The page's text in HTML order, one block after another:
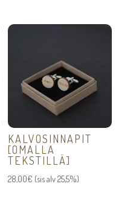
KALVOSINNAPIT
[OMALLA
TEKSTILLÄ]
28,00€ (sis alv 25,5%)